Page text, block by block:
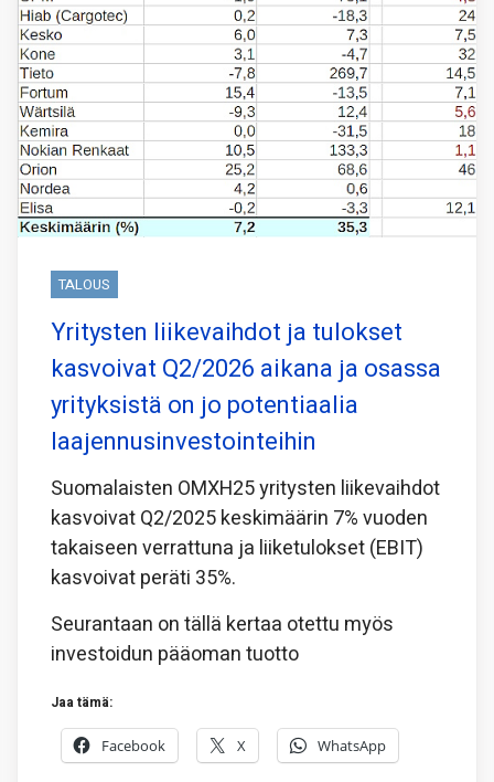
TALOUS
Yritysten liikevaihdot ja tulokset
kasvoivat Q2/2026 aikana ja osassa
yrityksistä on jo potentiaalia
laajennusinvestointeihin
Suomalaisten OMXH25 yritysten liikevaihdot
kasvoivat Q2/2025 keskimäärin 7% vuoden
takaiseen verrattuna ja liiketulokset (EBIT)
kasvoivat peräti 35%.
Seurantaan on tällä kertaa otettu myös
investoidun pääoman tuotto
Jaa tämä:
Facebook X WhatsApp